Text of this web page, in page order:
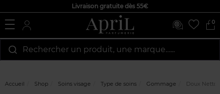
Livraison gratuite dès 55€
0
Rechercher un produit, une marque…...
Accueil Shop Soins visage Type de soins Gommage Doux